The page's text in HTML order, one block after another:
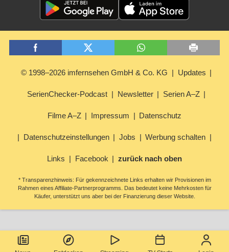
© 1998–2026 imfernsehen GmbH & Co. KG Updates
SerienChecker-Podcast Newsletter Serien A–Z
Filme A–Z Impressum Datenschutz
Datenschutzeinstellungen Jobs Werbung schalten
Links Facebook zurück nach oben
* Transparenzhinweis: Für gekennzeichnete Links erhalten wir Provisionen im
Rahmen eines Affiliate-Partnerprogramms. Das bedeutet keine Mehrkosten für
Käufer, unterstützt uns aber bei der Finanzierung dieser Website.